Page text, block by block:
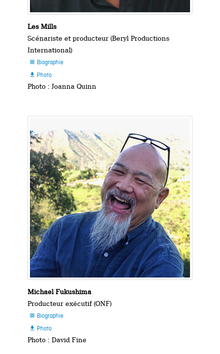
Les Mills
Scénariste et producteur (Beryl Productions
International)
 Biographie
 Photo
Photo : Joanna Quinn
Michael Fukushima
Producteur exécutif (ONF)
 Biographie
 Photo
Photo : David Fine